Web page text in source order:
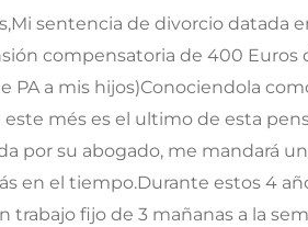
sentencia de divorcio datada
compensatoria de 400 Euros
PA a mis hijos)Conociendola
més es el ultimo de esta
por su abogado, me mandará
en el tiempo.Durante estos 4
trabajo fijo de 3 mañanas a la